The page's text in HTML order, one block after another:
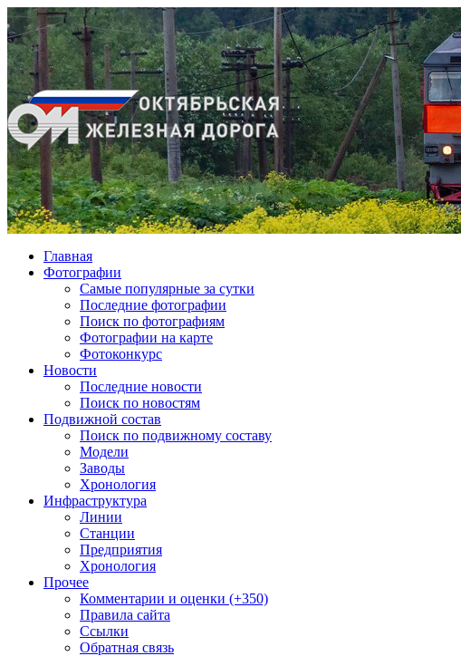
Главная
Фотографии
Cамые популярные за сутки
Последние фотографии
Поиск по фотографиям
Фотографии на карте
Фотоконкурс
Новости
Последние новости
Поиск по новостям
Подвижной состав
Поиск по подвижному составу
Модели
Заводы
Хронология
Инфраструктура
Линии
Станции
Предприятия
Хронология
Прочее
Комментарии и оценки (+350)
Правила сайта
Ссылки
Обратная связь